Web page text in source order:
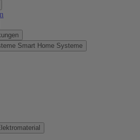
Smart Home Systeme